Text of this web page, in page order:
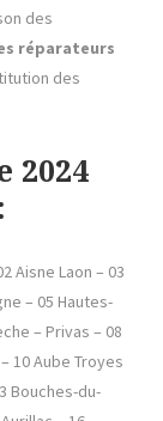
des
réparateurs
des
2024
Aisne Laon – 03
– 05 Hautes-
– Privas – 08
10 Aube Troyes
Bouches-du-